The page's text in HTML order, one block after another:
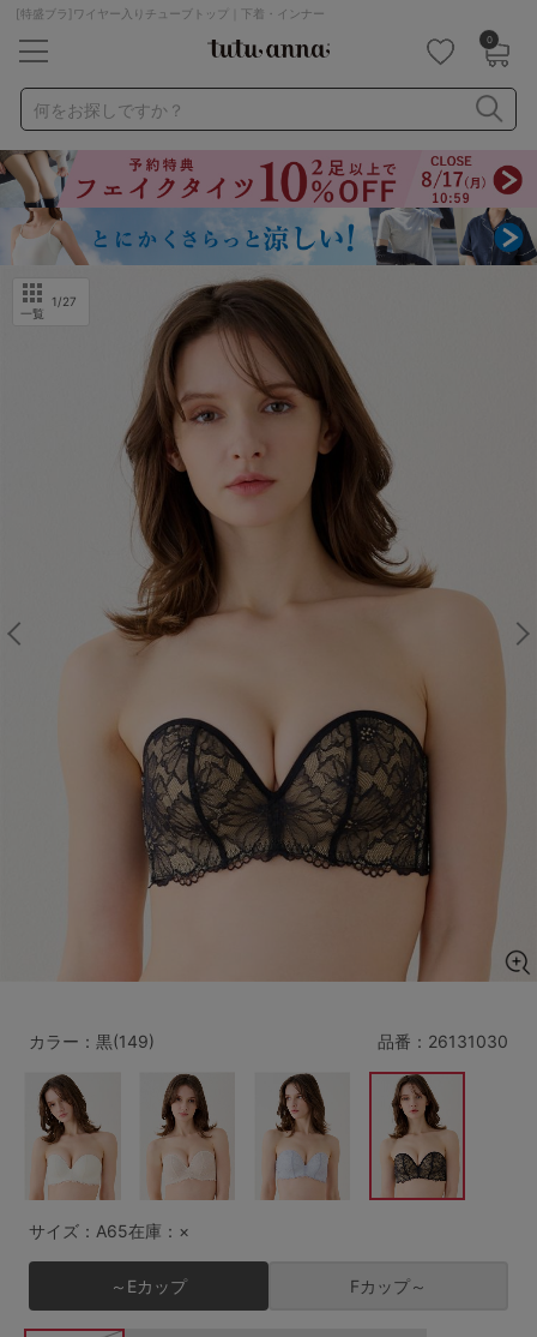
[特盛ブラ]ワイヤー入りチューブトップ｜下着・インナー
0
何をお探しですか？
ナイトブラ ノンワイヤー 特盛ブラ
チューブトップ
折り畳み
パジャマ ストッキング
キャミソール
ルームウェア
育乳ブラ アームカバー
カテゴリから探す
レッグウェア 下着
ルームウェア ライフスタイル
キッズ
マタニティ ギフトラッピング
サイズからブラを探す
A65 A70 A75
B75 B80
C75
E65 E70 E75 E80 E85
F65 F70
G65 G75
H70 H75
L LL
S-CD
すべてのサイズを表示する
～999円 1,000～1,999円
2,000～2,999円 3,000～3,999円
4,000円～
セールアイテムから探す
一覧
1/27
品番： 26131030
カラー：黒(149)
サイズ：A65在庫：×
～Eカップ Fカップ～